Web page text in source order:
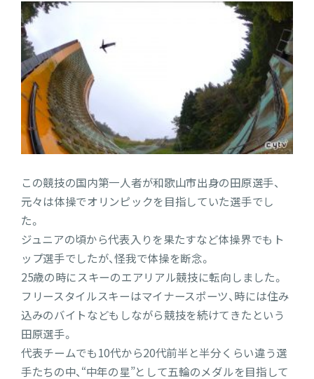
この競技の国内第一人者が和歌山市出身の田原選手、
元々は体操でオリンピックを目指していた選手でし
た。
ジュニアの頃から代表入りを果たすなど体操界でもト
ップ選手でしたが、怪我で体操を断念。
25歳の時にスキーのエアリアル競技に転向しました。
フリースタイルスキーはマイナースポーツ、時には住み
込みのバイトなどもしながら競技を続けてきたという
田原選手。
代表チームでも10代から20代前半と半分くらい違う選
手たちの中、“中年の星”として五輪のメダルを目指して